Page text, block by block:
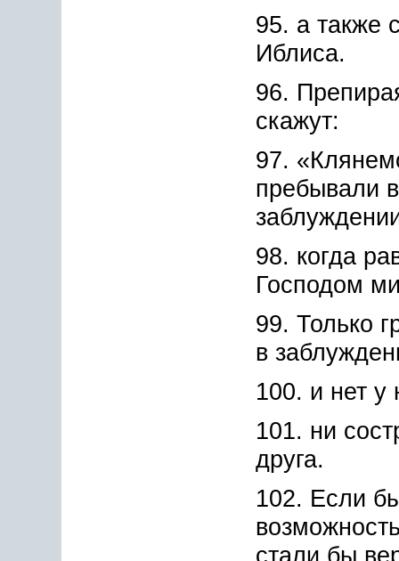
95. а также
Иблиса.
96.
скажут:
97.
пребывали
98. когда
Господом
99. Только
в
100. и нет у
101. ни
друга.
102. Если
стали бы